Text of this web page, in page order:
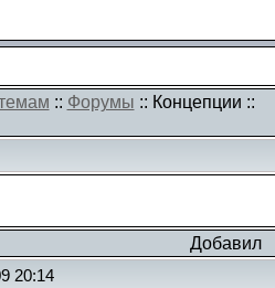
:: Форумы :: Концепции ::
Добавил
20:14